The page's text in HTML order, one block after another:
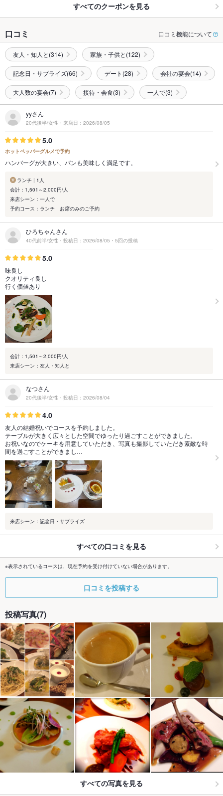
すべてのクーポンを見る
口コミ 口コミ機能について
友人・知人と(314) 家族・子供と(122)
記念日・サプライズ(66) デート(28) 会社の宴会(14)
大人数の宴会(7) 接待・会食(3) 一人で(3)
yyさん
20代後半/女性・来店日：2026/08/05
5.0
ホットペッパーグルメで予約
ハンバーグが大きい、パンも美味しく満足です。
ランチ | 1人
会計：1,501～2,000円/人
来店シーン：一人で
予約コース：ランチ お席のみのご予約
ひろちゃんさん
40代前半/女性・投稿日：2026/08/05・5回の投稿
5.0
味良し
クオリティ良し
行く価値あり
会計：1,501～2,000円/人
来店シーン：友人・知人と
なつさん
20代後半/女性・投稿日：2026/08/04
4.0
友人の結婚祝いでコースを予約しました。
テーブルが大きく広々とした空間でゆったり過ごすことができました。
お祝いなのでケーキを用意していただき、写真も撮影していただき素敵な時
間を過ごすことができまし…
来店シーン：記念日・サプライズ
すべての口コミを見る
※表示されているコースは、現在予約を受け付けていない場合があります。
口コミを投稿する
投稿写真(7)
すべての写真を見る